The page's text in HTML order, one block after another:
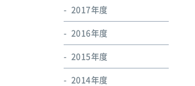
2017年度
2016年度
2015年度
2014年度